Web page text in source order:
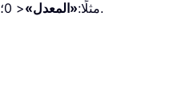
مثلًا:«المعدل»< 0؛
هو أي رقم غير 0، 1، 2، 3 أو 4.